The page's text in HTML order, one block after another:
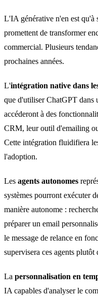
L'IA générative n'en est qu'à
promettent de transformer
commercial. Plusieurs
prochaines années.
L'intégration native dans
que d'utiliser ChatGPT dans
accéderont à des
CRM, leur outil d'emailing
Cette intégration fluidifiera
l'adoption.
Les agents autonomes
systèmes pourront exécuter
manière autonome :
préparer un email
le message de relance en
supervisera ces agents
La personnalisation en
IA capables d'analyser le